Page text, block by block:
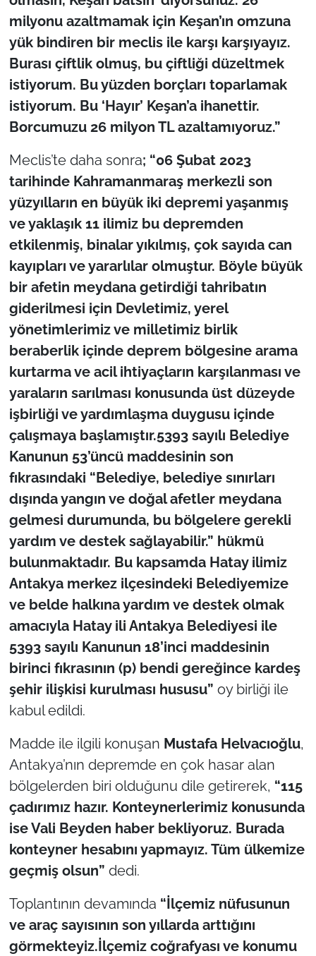
milyonu azaltmamak için Keşan’ın omzuna
yük bindiren bir meclis ile karşı karşıyayız.
Burası çiftlik olmuş, bu çiftliği düzeltmek
istiyorum. Bu yüzden borçları toparlamak
istiyorum. Bu ‘Hayır’ Keşan’a ihanettir.
Borcumuzu 26 milyon TL azaltamıyoruz.”
Meclis’te daha sonra; “06 Şubat 2023
tarihinde Kahramanmaraş merkezli son
yüzyılların en büyük iki depremi yaşanmış
ve yaklaşık 11 ilimiz bu depremden
etkilenmiş, binalar yıkılmış, çok sayıda can
kayıpları ve yararlılar olmuştur. Böyle büyük
bir afetin meydana getirdiği tahribatın
giderilmesi için Devletimiz, yerel
yönetimlerimiz ve milletimiz birlik
beraberlik içinde deprem bölgesine arama
kurtarma ve acil ihtiyaçların karşılanması ve
yaraların sarılması konusunda üst düzeyde
işbirliği ve yardımlaşma duygusu içinde
çalışmaya başlamıştır.5393 sayılı Belediye
Kanunun 53’üncü maddesinin son
fıkrasındaki “Belediye, belediye sınırları
dışında yangın ve doğal afetler meydana
gelmesi durumunda, bu bölgelere gerekli
yardım ve destek sağlayabilir.” hükmü
bulunmaktadır. Bu kapsamda Hatay ilimiz
Antakya merkez ilçesindeki Belediyemize
ve belde halkına yardım ve destek olmak
amacıyla Hatay ili Antakya Belediyesi ile
5393 sayılı Kanunun 18’inci maddesinin
birinci fıkrasının (p) bendi gereğince kardeş
şehir ilişkisi kurulması hususu” oy birliği ile
kabul edildi.
Madde ile ilgili konuşan Mustafa Helvacıoğlu,
Antakya’nın depremde en çok hasar alan
bölgelerden biri olduğunu dile getirerek, “115
çadırımız hazır. Konteynerlerimiz konusunda
ise Vali Beyden haber bekliyoruz. Burada
konteyner hesabını yapmayız. Tüm ülkemize
geçmiş olsun” dedi.
Toplantının devamında “İlçemiz nüfusunun
ve araç sayısının son yıllarda arttığını
görmekteyiz.İlçemiz coğrafyası ve konumu